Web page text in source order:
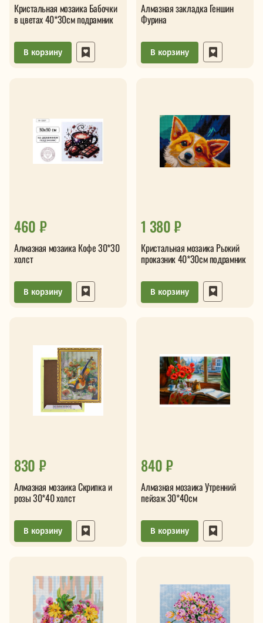
Кристальная мозаика Бабочки
в цветах 40*30см подрамник
В корзину
Алмазная закладка Геншин
Фурина
В корзину
460 ₽
Алмазная мозаика Кофе 30*30
холст
В корзину
1 380 ₽
Кристальная мозаика Рыжий
проказник 40*30см подрамник
В корзину
830 ₽
Алмазная мозаика Скрипка и
розы 30*40 холст
В корзину
840 ₽
Алмазная мозаика Утренний
пейзаж 30*40см
В корзину